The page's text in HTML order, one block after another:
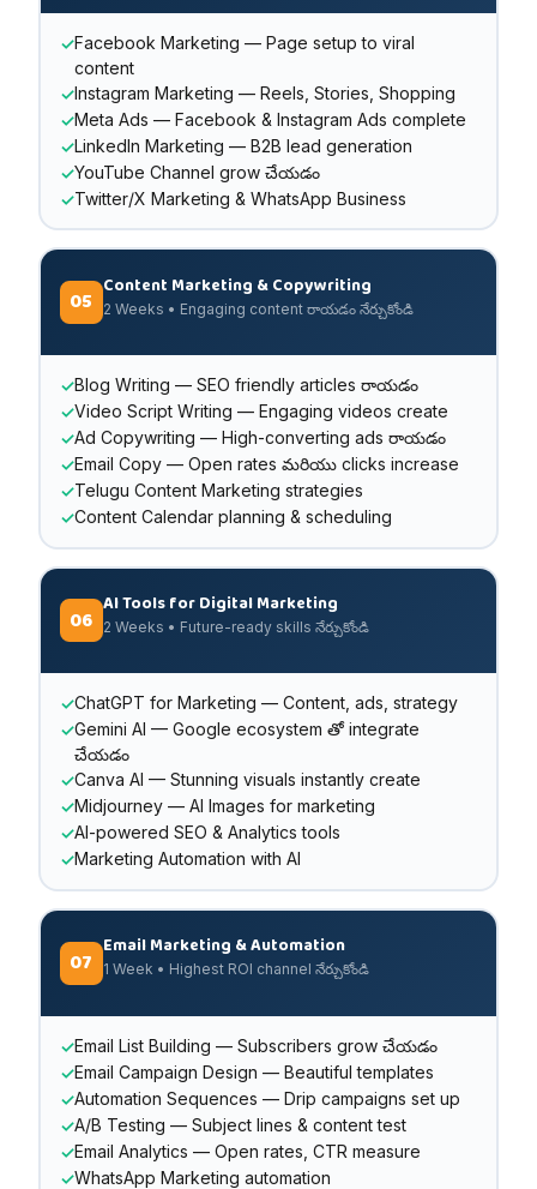
Facebook Marketing — Page setup to viral
content
Instagram Marketing — Reels, Stories, Shopping
Meta Ads — Facebook & Instagram Ads complete
LinkedIn Marketing — B2B lead generation
YouTube Channel grow చేయడం
Twitter/X Marketing & WhatsApp Business
05
Content Marketing & Copywriting
2 Weeks • Engaging content రాయడం నేర్చుకోండి
Blog Writing — SEO friendly articles రాయడం
Video Script Writing — Engaging videos create
Ad Copywriting — High-converting ads రాయడం
Email Copy — Open rates మరియు clicks increase
Telugu Content Marketing strategies
Content Calendar planning & scheduling
06
AI Tools for Digital Marketing
2 Weeks • Future-ready skills నేర్చుకోండి
ChatGPT for Marketing — Content, ads, strategy
Gemini AI — Google ecosystem తో integrate
చేయడం
Canva AI — Stunning visuals instantly create
Midjourney — AI Images for marketing
AI-powered SEO & Analytics tools
Marketing Automation with AI
07
Email Marketing & Automation
1 Week • Highest ROI channel నేర్చుకోండి
Email List Building — Subscribers grow చేయడం
Email Campaign Design — Beautiful templates
Automation Sequences — Drip campaigns set up
A/B Testing — Subject lines & content test
Email Analytics — Open rates, CTR measure
WhatsApp Marketing automation